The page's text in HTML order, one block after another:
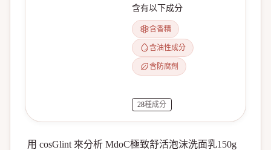
含有以下成分
含香精
含油性成分
含防腐劑
28種成分
用 cosGlint 來分析 MdoC極致舒活泡沫洗面乳150g